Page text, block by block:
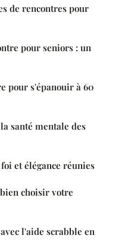
de rencontres pour
pour seniors : un
pour s'épanouir à 60
santé mentale des
et élégance réunies
choisir votre
l'aide scrabble en